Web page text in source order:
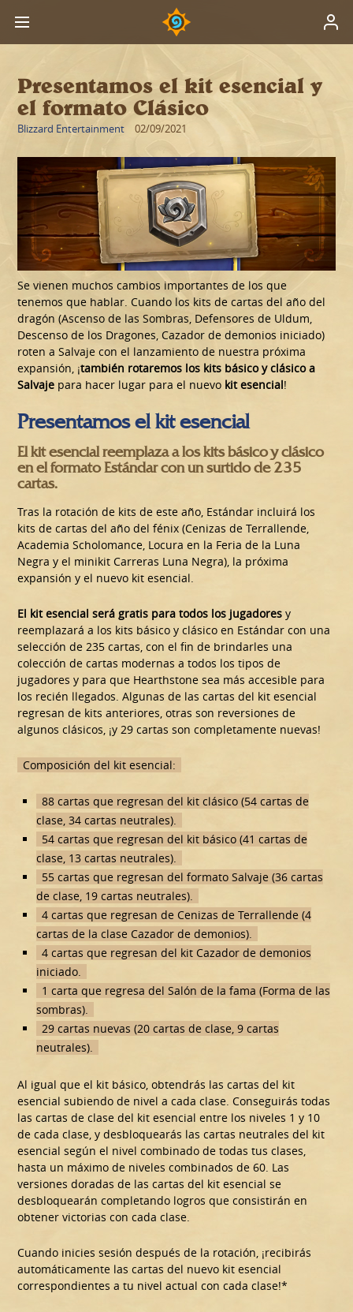
Presentamos el kit esencial y
el formato Clásico
Blizzard Entertainment 02/09/2021
Se vienen muchos cambios importantes de los que
tenemos que hablar. Cuando los kits de cartas del año del
dragón (Ascenso de las Sombras, Defensores de Uldum,
Descenso de los Dragones, Cazador de demonios iniciado)
roten a Salvaje con el lanzamiento de nuestra próxima
expansión, ¡también rotaremos los kits básico y clásico a
Salvaje para hacer lugar para el nuevo kit esencial!
Presentamos el kit esencial
El kit esencial reemplaza a los kits básico y clásico
en el formato Estándar con un surtido de 235
cartas.
Tras la rotación de kits de este año, Estándar incluirá los
kits de cartas del año del fénix (Cenizas de Terrallende,
Academia Scholomance, Locura en la Feria de la Luna
Negra y el minikit Carreras Luna Negra), la próxima
expansión y el nuevo kit esencial.
El kit esencial será gratis para todos los jugadores y
reemplazará a los kits básico y clásico en Estándar con una
selección de 235 cartas, con el fin de brindarles una
colección de cartas modernas a todos los tipos de
jugadores y para que Hearthstone sea más accesible para
los recién llegados. Algunas de las cartas del kit esencial
regresan de kits anteriores, otras son reversiones de
algunos clásicos, ¡y 29 cartas son completamente nuevas!
Composición del kit esencial:
88 cartas que regresan del kit clásico (54 cartas de
clase, 34 cartas neutrales).
54 cartas que regresan del kit básico (41 cartas de
clase, 13 cartas neutrales).
55 cartas que regresan del formato Salvaje (36 cartas
de clase, 19 cartas neutrales).
4 cartas que regresan de Cenizas de Terrallende (4
cartas de la clase Cazador de demonios).
4 cartas que regresan del kit Cazador de demonios
iniciado.
1 carta que regresa del Salón de la fama (Forma de las
sombras).
29 cartas nuevas (20 cartas de clase, 9 cartas
neutrales).
Al igual que el kit básico, obtendrás las cartas del kit
esencial subiendo de nivel a cada clase. Conseguirás todas
las cartas de clase del kit esencial entre los niveles 1 y 10
de cada clase, y desbloquearás las cartas neutrales del kit
esencial según el nivel combinado de todas tus clases,
hasta un máximo de niveles combinados de 60. Las
versiones doradas de las cartas del kit esencial se
desbloquearán completando logros que consistirán en
obtener victorias con cada clase.
Cuando inicies sesión después de la rotación, ¡recibirás
automáticamente las cartas del nuevo kit esencial
correspondientes a tu nivel actual con cada clase!*